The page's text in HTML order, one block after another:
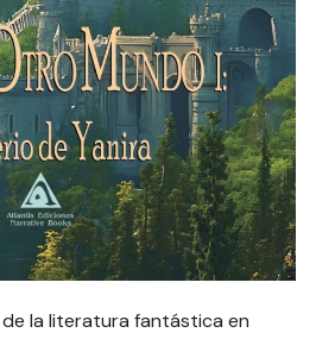
la literatura fantástica en